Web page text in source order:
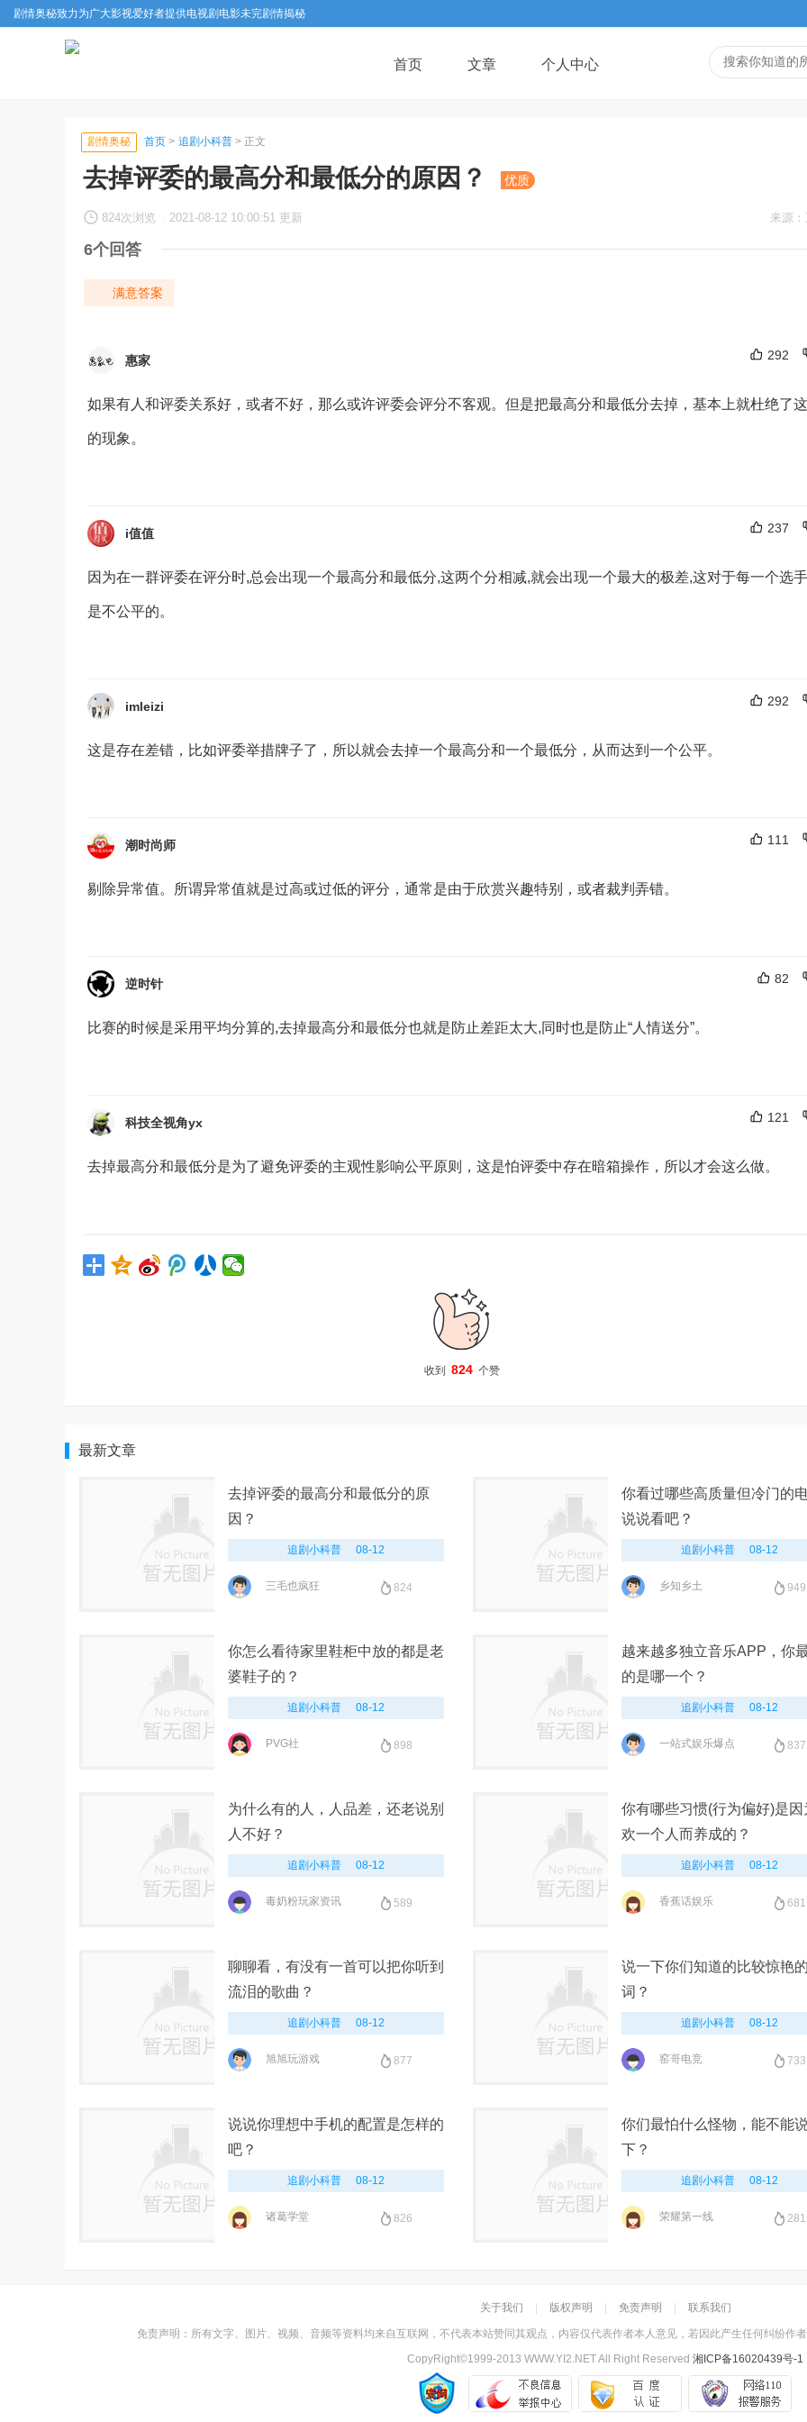
剧情奥秘致力为广大影视爱好者提供电视剧电影未完剧情揭秘
首页 文章 个人中心
剧情奥秘 首页 > 追剧小科普 > 正文
去掉评委的最高分和最低分的原因？ 优质
824次浏览 2021-08-12 10:00:51 更新 来源
6个回答
满意答案
惠家 292
如果有人和评委关系好，或者不好，那么或许评委会评分不客观。但是把最高分和最低分去掉，基本上就杜绝了
的现象。
i值值 237
因为在一群评委在评分时,总会出现一个最高分和最低分,这两个分相减,就会出现一个最大的极差,这对于每一个选
是不公平的。
imleizi 292
这是存在差错，比如评委举措牌子了，所以就会去掉一个最高分和一个最低分，从而达到一个公平。
潮时尚师 111
剔除异常值。所谓异常值就是过高或过低的评分，通常是由于欣赏兴趣特别，或者裁判弄错。
逆时针 82
比赛的时候是采用平均分算的,去掉最高分和最低分也就是防止差距太大,同时也是防止“人情送分”。
科技全视角yx 121
去掉最高分和最低分是为了避免评委的主观性影响公平原则，这是怕评委中存在暗箱操作，所以才会这么做。
收到 824 个赞
最新文章
去掉评委的最高分和最低分的原
因？
追剧小科普 08-12
三毛也疯狂 824
你看过哪些高质量但冷门的
说说看吧？
追剧小科普 08-12
乡知乡土 949
你怎么看待家里鞋柜中放的都是老
婆鞋子的？
追剧小科普 08-12
PVG社 898
越来越多独立音乐APP，你
的是哪一个？
追剧小科普 08-12
一站式娱乐爆点 837
为什么有的人，人品差，还老说别
人不好？
追剧小科普 08-12
毒奶粉玩家资讯 589
你有哪些习惯(行为偏好)是因
欢一个人而养成的？
追剧小科普 08-12
香蕉话娱乐 681
聊聊看，有没有一首可以把你听到
流泪的歌曲？
追剧小科普 08-12
旭旭玩游戏 877
说一下你们知道的比较惊艳
词？
追剧小科普 08-12
窑哥电竞 733
说说你理想中手机的配置是怎样的
吧？
追剧小科普 08-12
诸葛学堂 826
你们最怕什么怪物，能不能
下？
追剧小科普 08-12
荣耀第一线 281
关于我们 版权声明 免责声明 联系我们
免责声明：所有文字、图片、视频、音频等资料均来自互联网，不代表本站赞同其观点，内容仅代表作者本人意见，若因此产生任何纠纷作
CopyRight©1999-2013 WWW.YI2.NET All Right Reserved 湘ICP备16020439号-1